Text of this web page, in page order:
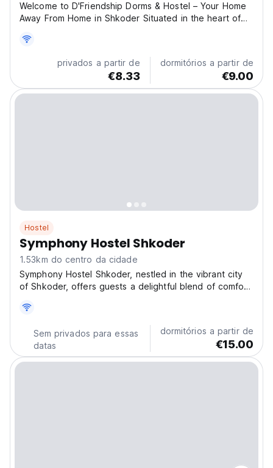
Welcome to D'Friendship Dorms & Hostel – Your Home
Away From Home in Shkoder Situated in the heart of
the perfect blend of comfort, convenience, and
camaraderie for travellers from all walks of life.
Choose...privados a partir de
€8.33
dormitórios a partir de
€9.00
Hostel
Symphony Hostel Shkoder
1.53km do centro da cidade
Symphony Hostel Shkoder, nestled in the vibrant city
of Shkoder, offers guests a delightful blend of comfort
relaxation and adventure. The hostel boasts a shared
lounge and a spacious terrace, where visitors can...
Sem privados para essas
datas
dormitórios a partir de
€15.00